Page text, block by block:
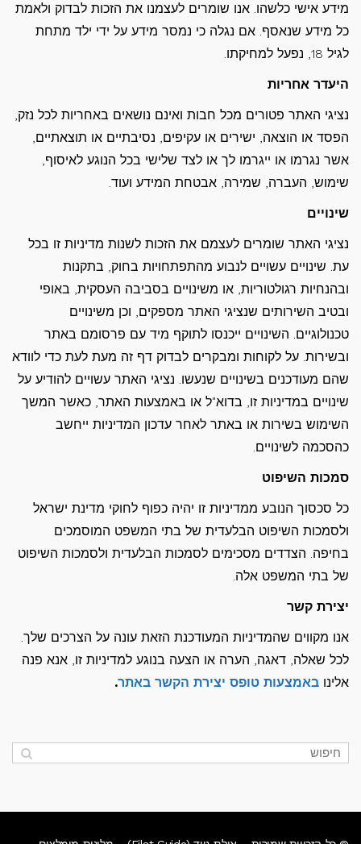
מידע אישי כלשהו. אנו שומרים לעצמנו את הזכות לבדוק ולאמת
כל מידע שנאסף. אם נגלה כי נמסר מידע על ידי ילד מתחת
לגיל 18, נפעל למחיקתו.
היעדר אחריות
נציגי האתר פטורים מכל חבות ואינם נושאים באחריות לכל נזק,
הפסד או הוצאה, ישירים או עקיפים, נסיבתיים או תוצאתיים,
אשר נגרמו או ייגרמו לך או לצד שלישי בכל הנוגע לאיסוף,
שימוש, העברה, שמירה, אבטחת המידע ועוד.
שינויים
נציגי האתר שומרים לעצמם את הזכות לשנות מדיניות זו בכל
עת. שינויים עשויים לנבוע מהתפתחויות בחוק, בתקנות
ובהנחיות רגולטוריות, או משינויים בסביבה העסקית, באופי
ובטיב השירותים שנציגי האתר מספקים, וכן משינויים
טכנולוגיים. השינויים ייכנסו לתוקף מיד עם פרסומם באתר
ובשירות. על לקוחות ומבקרים לבדוק דף זה מעת לעת כדי לוודא
שהם מעודכנים בשינויים שנעשו. נציגי האתר עשויים להודיע על
שינויים במדיניות זו, בדוא"ל או באמצעות האתר, כאשר המשך
השימוש בשירות או באתר לאחר עדכון המדיניות ייחשב
כהסכמה לשינויים.
סמכות השיפוט
כל סכסוך הנובע ממדיניות זו יהיה כפוף לחוקי מדינת ישראל
ולסמכות השיפוט הבלעדית של בתי המשפט המוסמכים
בחיפה. הצדדים מסכימים לסמכות הבלעדית ולסמכות השיפוט
של בתי המשפט אלה.
יצירת קשר
אנו מקווים שהמדיניות המעודכנת הזאת עונה על הצרכים שלך.
לכל שאלה, דאגה, הערה או הצעה בנוגע למדיניות זו, אנא פנה
אלינו באמצעות טופס יצירת הקשר באתר.